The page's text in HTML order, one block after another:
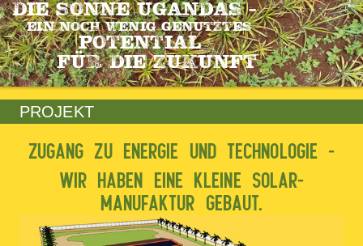
DIE SONNE UGANDAS -
EIN NOCH WENIG GENUTZTES
POTENTIAL
FÜR DIE ZUKUNFT
PROJEKT
ZUGANG ZU ENERGIE UND TECHNOLOGIE -
WIR HABEN EINE KLEINE SOLAR-
MANUFAKTUR GEBAUT.